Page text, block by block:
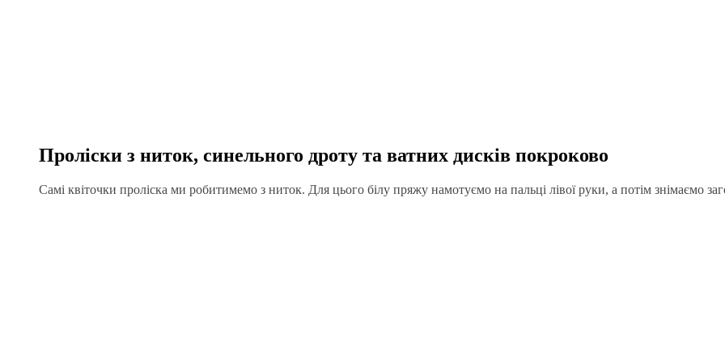
Проліски з ниток, синельного дроту та ватних дисків покроково
Самі квіточки проліска ми робитимемо з ниток. Для цього білу пряжу намотуємо на пальці лівої руки, а потім знімаємо